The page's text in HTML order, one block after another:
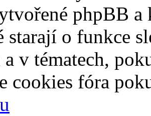
phpBB a
starají o funkce
a v tématech,
cookies fóra